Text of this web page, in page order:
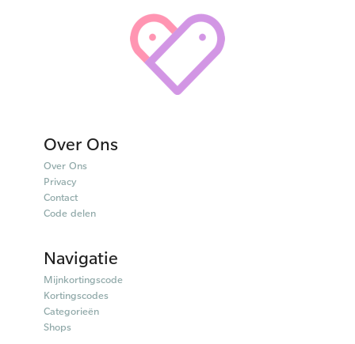
Over Ons
Over Ons
Privacy
Contact
Code delen
Navigatie
Mijnkortingscode
Kortingscodes
Categorieën
Shops